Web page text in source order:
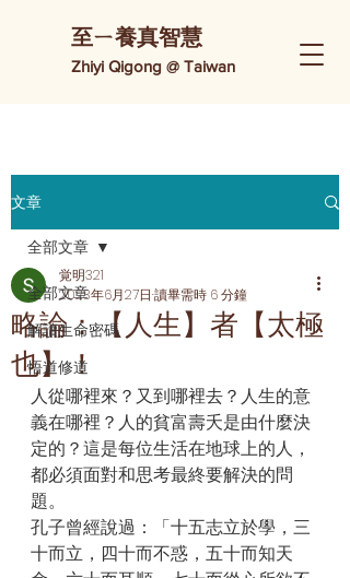
Zhiyi Qigong @ Taiwan
​至ㄧ養真智慧
文章
全部文章
解讀生命密碼
悟道修道
全部文章
略論：【人生】者【太極
也】！
覚明321
2023年6月27日 讀畢需時 6 分鐘
人從哪裡來？又到哪裡去？人生的意
義在哪裡？人的貧富壽夭是由什麼決
定的？這是每位生活在地球上的人，
都必須面對和思考最終要解決的問
題。
孔子曾經說過：「十五志立於學，三
十而立，四十而不惑，五十而知天